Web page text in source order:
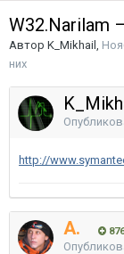
W32.Narilam
Автор K_Mikhail ,
них
http://
A. 876